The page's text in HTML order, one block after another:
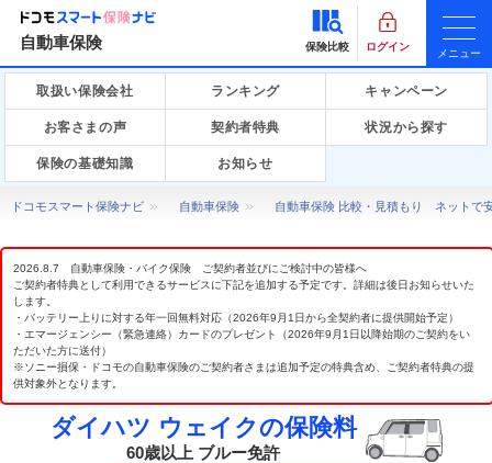
自動車保険 保険比較 ログイン
メニュー
取扱い保険会社 ランキング キャンペーン
お客さまの声 契約者特典 状況から探す
保険の基礎知識 お知らせ
ドコモスマート保険ナビ 自動車保険 自動車保険 比較・見積もり ネットで
2026.8.7 自動車保険・バイク保険 ご契約者並びにご検討中の皆様へ
ご契約者特典として利用できるサービスに下記を追加する予定です。詳細は後日お知らせいた
します。
・バッテリー上りに対する年一回無料対応（2026年9月1日から全契約者に提供開始予定）
・エマージェンシー（緊急連絡）カードのプレゼント（2026年9月1日以降始期のご契約をい
ただいた方に送付）
※ソニー損保・ドコモの自動車保険のご契約者さまは追加予定の特典含め、ご契約者特典の提
供対象外となります。
ダイハツ ウェイクの保険料
60歳以上 ブルー免許